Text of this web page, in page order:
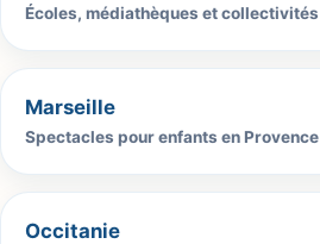
Écoles, médiathèques et collectivités
Marseille
Spectacles pour enfants en Provence
Occitanie